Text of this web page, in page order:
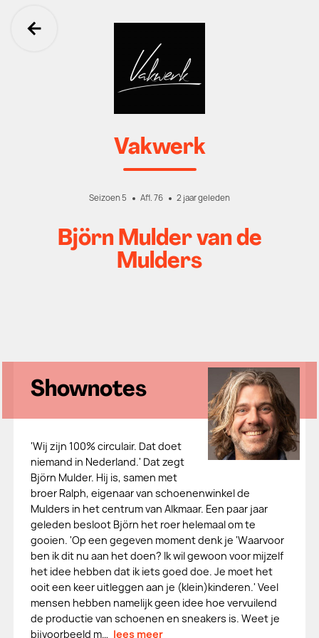
Ga terug
Vakwerk
Seizoen 5 Afl. 76 2 jaar geleden
Björn Mulder van de
Mulders
Shownotes
'Wij zijn 100% circulair. Dat doet
niemand in Nederland.' Dat zegt
Björn Mulder. Hij is, samen met
broer Ralph, eigenaar van schoenenwinkel de
Mulders in het centrum van Alkmaar. Een paar jaar
geleden besloot Björn het roer helemaal om te
gooien. 'Op een gegeven moment denk je 'Waarvoor
ben ik dit nu aan het doen? Ik wil gewoon voor mijzelf
het idee hebben dat ik iets goed doe. Je moet het
ooit een keer uitleggen aan je (klein)kinderen.' Veel
mensen hebben namelijk geen idee hoe vervuilend
de productie van schoenen en sneakers is. Weet je
bijvoorbeeld m… lees meer